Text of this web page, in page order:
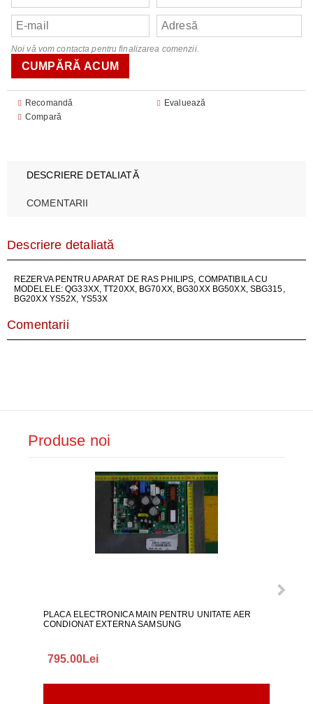
Noi vă vom contacta pentru finalizarea comenzii.
Recomandă
Evaluează
Compară
DESCRIERE DETALIATĂ
COMENTARII
Descriere detaliată
REZERVA PENTRU APARAT DE RAS PHILIPS, COMPATIBILA CU
MODELELE: QG33XX, TT20XX, BG70XX, BG30XX BG50XX, SBG315,
BG20XX YS52X, YS53X
Comentarii
Produse noi
PLACA ELECTRONICA MAIN PENTRU UNITATE AER
CONDIONAT EXTERNA SAMSUNG
795.00Lei